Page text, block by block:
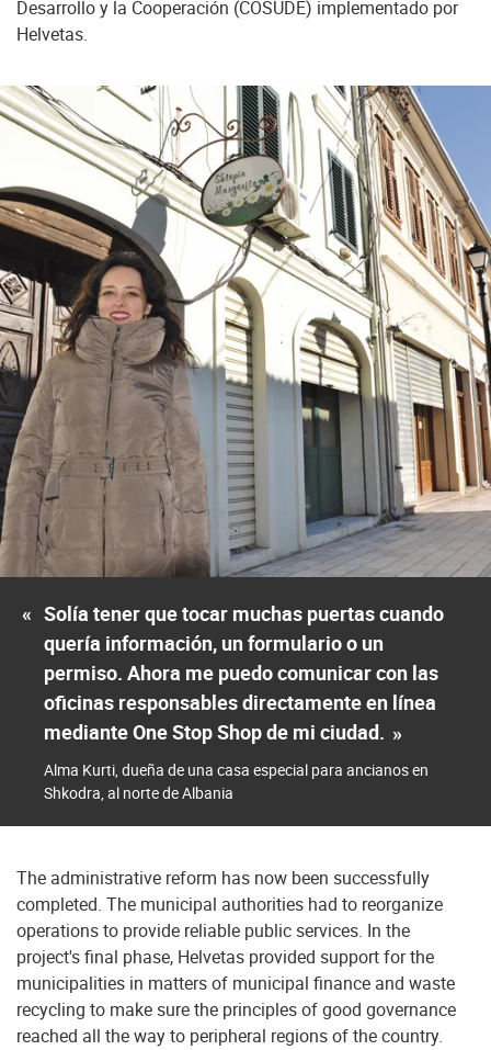
Desarrollo y la Cooperación (COSUDE) implementado por
Helvetas.
« Solía tener que tocar muchas puertas cuando
quería información, un formulario o un
permiso. Ahora me puedo comunicar con las
oficinas responsables directamente en línea
mediante One Stop Shop de mi ciudad. »
Alma Kurti, dueña de una casa especial para ancianos en
Shkodra, al norte de Albania
The administrative reform has now been successfully
completed. The municipal authorities had to reorganize
operations to provide reliable public services. In the
project's final phase, Helvetas provided support for the
municipalities in matters of municipal finance and waste
recycling to make sure the principles of good governance
reached all the way to peripheral regions of the country.